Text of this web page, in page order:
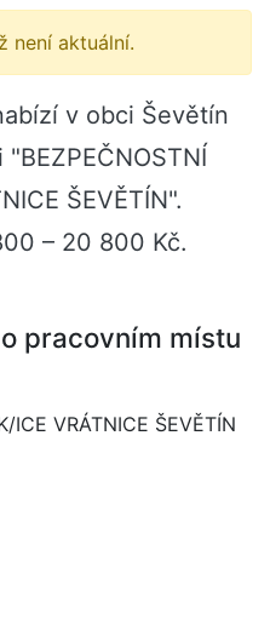
není aktuální.
v obci Ševětín
ŠEVĚTÍN".
– 20 800 Kč.
pracovním místu
ICE VRÁTNICE ŠEVĚTÍN